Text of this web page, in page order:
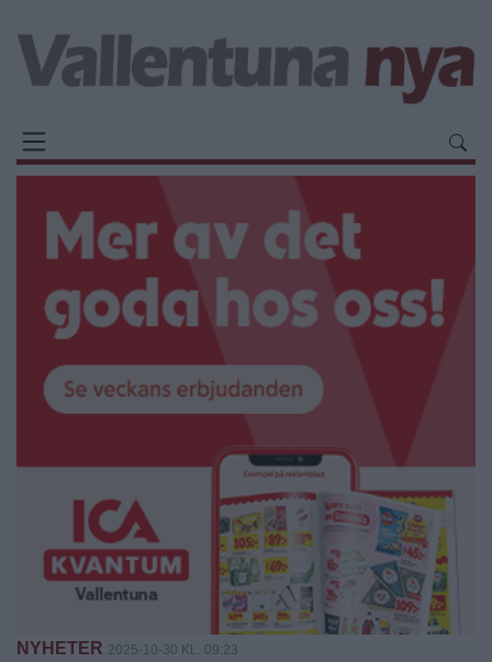
NYHETER 2025-10-30 KL. 09:23